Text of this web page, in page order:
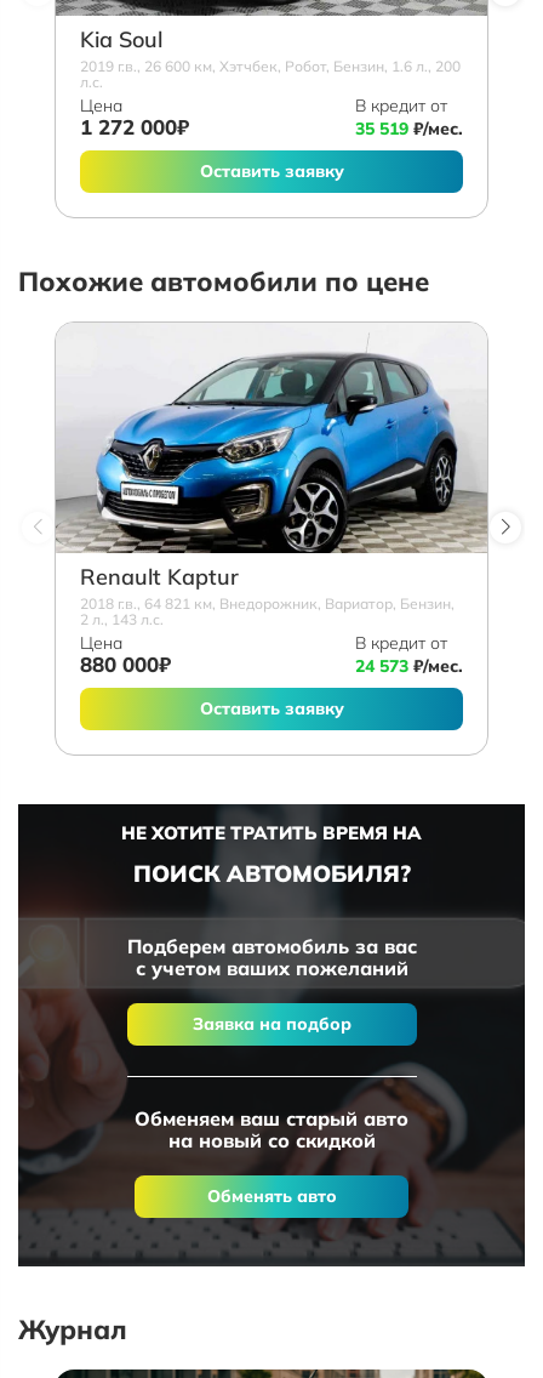
Kia Soul
2019 г.в., 26 600 км, Хэтчбек, Робот, Бензин, 1.6 л., 200
л.с.
Цена
1 272 000₽
В кредит от
35 519 ₽/мес.
Оставить заявку
Похожие автомобили по цене
Renault Kaptur
2018 г.в., 64 821 км, Внедорожник, Вариатор, Бензин,
2 л., 143 л.с.
Цена
880 000₽
В кредит от
24 573 ₽/мес.
Оставить заявку
НЕ ХОТИТЕ ТРАТИТЬ ВРЕМЯ НА
ПОИСК АВТОМОБИЛЯ?
Подберем автомобиль за вас
с учетом ваших пожеланий
Заявка на подбор
Обменяем ваш старый авто
на новый со скидкой
Обменять авто
Журнал